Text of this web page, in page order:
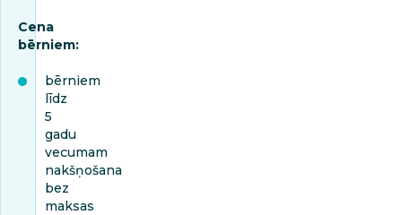
Cena
bērniem:
bērniem
līdz
5
gadu
vecumam
nakšņošana
bez
maksas